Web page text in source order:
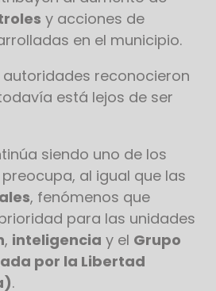
y acciones de
en el municipio.
autoridades reconocieron
está lejos de ser
siendo uno de los
al igual que las
, fenómenos que
para las unidades
, inteligencia y el Grupo
por la Libertad
.